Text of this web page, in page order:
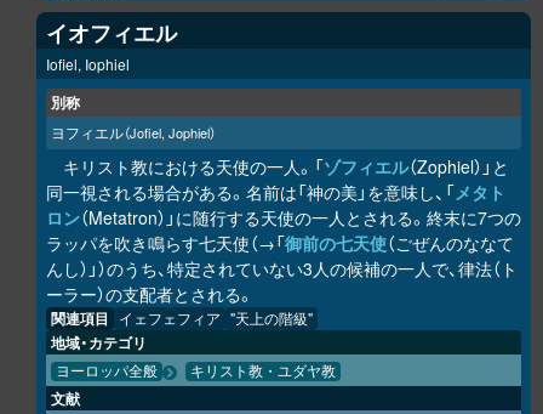
イオフィエル
Iofiel, Iophiel
別称
ヨフィエル（Jofiel, Jophiel）
キリスト教における天使の一人。「ゾフィエル（Zophiel）」と
同一視される場合がある。名前は「神の美」を意味し、「メタト
ロン（Metatron）」に随行する天使の一人とされる。終末に7つの
ラッパを吹き鳴らす七天使（→「御前の七天使（ごぜんのななて
んし）」）のうち、特定されていない3人の候補の一人で、律法（ト
ーラー）の支配者とされる。
関連項目 イェフェフィア "天上の階級"
地域・カテゴリ
ヨーロッパ全般 キリスト教・ユダヤ教
文献